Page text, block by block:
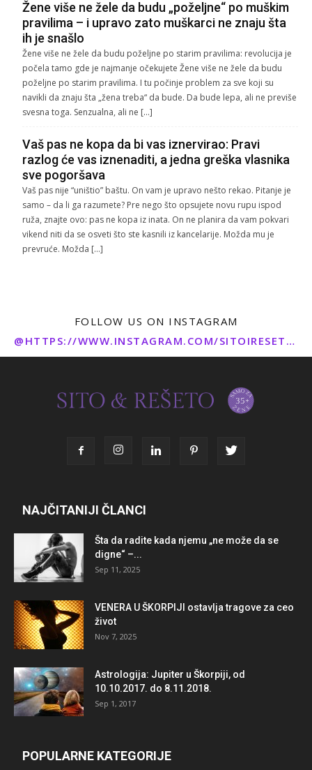
Žene više ne žele da budu „poželjne“ po muškim
pravilima – i upravo zato muškarci ne znaju šta
ih je snašlo
Žene više ne žele da budu poželjne po starim pravilima: revolucija je
počela tamo gde je najmanje očekujete Žene više ne žele da budu
poželjne po starim pravilima. I tu počinje problem za sve koji su
navikli da znaju šta „žena treba“ da bude. Da bude lepa, ali ne previše
svesna toga. Senzualna, ali ne […]
Vaš pas ne kopa da bi vas iznervirao: Pravi
razlog će vas iznenaditi, a jedna greška vlasnika
sve pogoršava
Vaš pas nije “uništio” baštu. On vam je upravo nešto rekao. Pitanje je
samo – da li ga razumete? Pre nego što opsujete novu rupu ispod
ruža, znajte ovo: pas ne kopa iz inata. On ne planira da vam pokvari
vikend niti da se osveti što ste kasnili iz kancelarije. Možda mu je
prevruće. Možda […]
FOLLOW US ON INSTAGRAM
@HTTPS://WWW.INSTAGRAM.COM/SITOIRESETO/
NAJČITANIJI ČLANCI
Šta da radite kada njemu „ne može da se
digne“ –...
Sep 11, 2025
VENERA U ŠKORPIJI ostavlja tragove za ceo
život
Nov 7, 2025
Astrologija: Jupiter u Škorpiji, od
10.10.2017. do 8.11.2018.
Sep 1, 2017
POPULARNE KATEGORIJE